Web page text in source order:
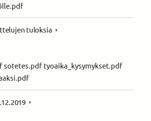
tuloksia
sotetes.pdf tyoaika_kysymykset.pdf